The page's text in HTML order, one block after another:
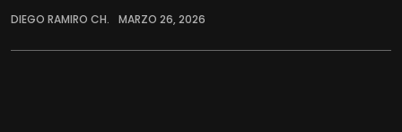
DIEGO RAMIRO CH. MARZO 26, 2026